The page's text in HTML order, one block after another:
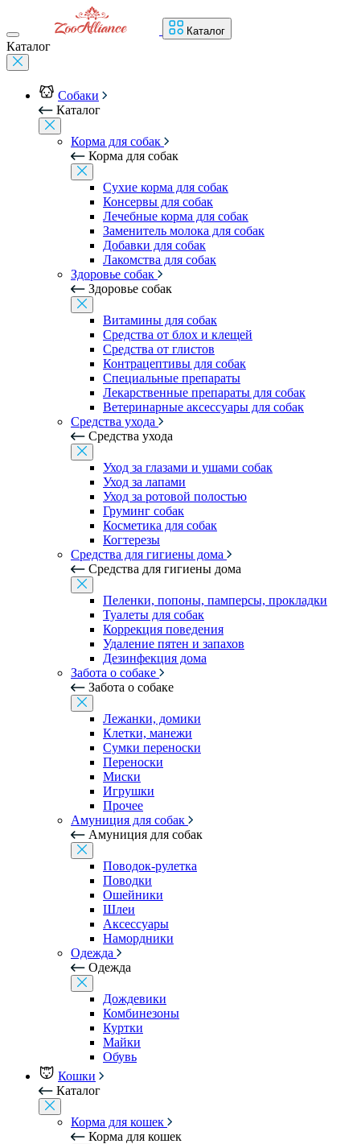
Каталог
Каталог
Собаки
Каталог
Корма для собак
Корма для собак
Сухие корма для собак
Консервы для собак
Лечебные корма для собак
Заменитель молока для собак
Добавки для собак
Лакомства для собак
Здоровье собак
Здоровье собак
Витамины для собак
Средства от блох и клещей
Средства от глистов
Контрацептивы для собак
Специальные препараты
Лекарственные препараты для собак
Ветеринарные аксессуары для собак
Средства ухода
Средства ухода
Уход за глазами и ушами собак
Уход за лапами
Уход за ротовой полостью
Груминг собак
Косметика для собак
Когтерезы
Средства для гигиены дома
Средства для гигиены дома
Пеленки, попоны, памперсы, прокладки
Туалеты для собак
Коррекция поведения
Удаление пятен и запахов
Дезинфекция дома
Забота о собаке
Забота о собаке
Лежанки, домики
Клетки, манежи
Сумки переноски
Переноски
Миски
Игрушки
Прочее
Амуниция для собак
Амуниция для собак
Поводок-рулетка
Поводки
Ошейники
Шлеи
Аксессуары
Намордники
Одежда
Одежда
Дождевики
Комбинезоны
Куртки
Майки
Обувь
Кошки
Каталог
Корма для кошек
Корма для кошек